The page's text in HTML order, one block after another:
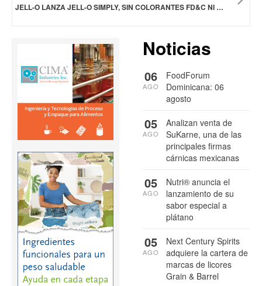
JELL-O LANZA JELL-O SIMPLY, SIN COLORANTES FD&C NI EDULCORANTES ARTIFICIALES
Noticias
FoodForum
Dominicana: 06
agosto
06
AGO
Analizan venta de
SuKarne, una de las
principales firmas
cárnicas mexicanas
05
AGO
Nutri® anuncia el
lanzamiento de su
sabor especial a
plátano
05
AGO
Next Century Spirits
adquiere la cartera de
marcas de licores
Grain & Barrel
05
AGO